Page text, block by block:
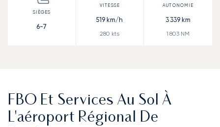
6-7
519 km/h
280 kts
3 339 km
1 803 NM
FBO Et Services Au Sol À
L'aéroport Régional De